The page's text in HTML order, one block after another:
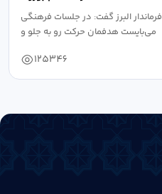
فرماندار البرز گفت: در جلسات فرهنگی
می‌بایست هدفمان حرکت رو به جلو و
125346